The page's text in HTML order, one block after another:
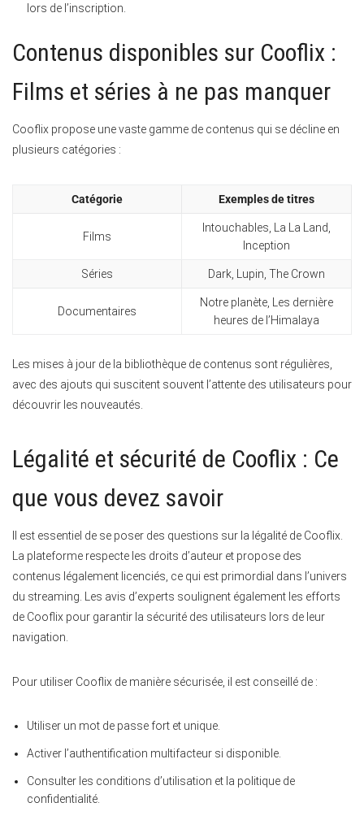
lors de l’inscription.
Contenus disponibles sur Cooflix :
Films et séries à ne pas manquer
Cooflix propose une vaste gamme de contenus qui se décline en
plusieurs catégories :
Catégorie Exemples de titres
Films
Intouchables, La La Land,
Inception
Séries Dark, Lupin, The Crown
Documentaires
Notre planète, Les dernière
heures de l’Himalaya
Les mises à jour de la bibliothèque de contenus sont régulières,
avec des ajouts qui suscitent souvent l’attente des utilisateurs pour
découvrir les nouveautés.
Légalité et sécurité de Cooflix : Ce
que vous devez savoir
Il est essentiel de se poser des questions sur la légalité de Cooflix.
La plateforme respecte les droits d’auteur et propose des
contenus légalement licenciés, ce qui est primordial dans l’univers
du streaming. Les avis d’experts soulignent également les efforts
de Cooflix pour garantir la sécurité des utilisateurs lors de leur
navigation.
Pour utiliser Cooflix de manière sécurisée, il est conseillé de :
Utiliser un mot de passe fort et unique.
Activer l’authentification multifacteur si disponible.
Consulter les conditions d’utilisation et la politique de
confidentialité.